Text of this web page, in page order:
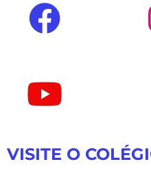
VISITE O